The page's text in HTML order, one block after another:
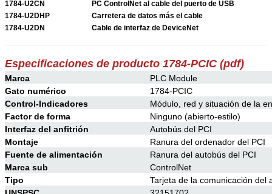
1784-U2CN
PC ControlNet al cable del puerto de USB
1784-U2DHP
Carretera de datos más el cable
1784-U2DN
Cable de interfaz de DeviceNet
Especificaciones de producto 1784-PCIC (pdf)
Marca
PLC Module
Gato numérico
1784-PCIC
Control-Indicadores
Módulo, red y situación de la
Factor de forma
Ninguno (abierto-estilo)
Interfaz del anfitrión
Autobús del PCI
Montaje
Ranura del ordenador del PCI
Fuente de alimentación
Ranura del autobús del PCI
Marca sub
ControlNet
Tipo
Tarjeta de la comunicación del